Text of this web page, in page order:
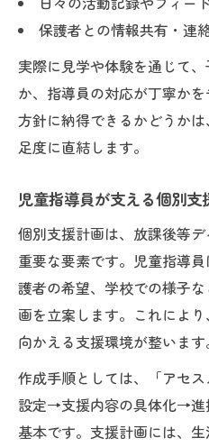
保護者との情報共有・連
実際に見学や体験を通じて
か、指導員の対応が丁寧か
方針に納得できるかどうか
足度に直結します。
児童指導員が支える個別支
個別支援計画は、放課後等
重要な要素です。児童指導
護者の希望、学校での様子
画を立案します。これによ
向かえる支援環境が整います
作成手順としては、「アセ
設定→支援内容の具体化→進
基本です。支援計画には、